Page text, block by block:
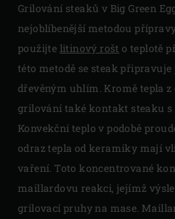
Grilování steaků v Big Green
nejoblíbenější metodou
použijte litinový rošt o teplotě
této metodě se steak
dřevěným uhlím. Kromě tepla
grilování také kontakt steaku s
Konvekční teplo v podobě
odraz tepla od keramiky mají
vaření. Toto koncentrované
maillardovu reakci, jejímž
grilovací pruhy na mase.